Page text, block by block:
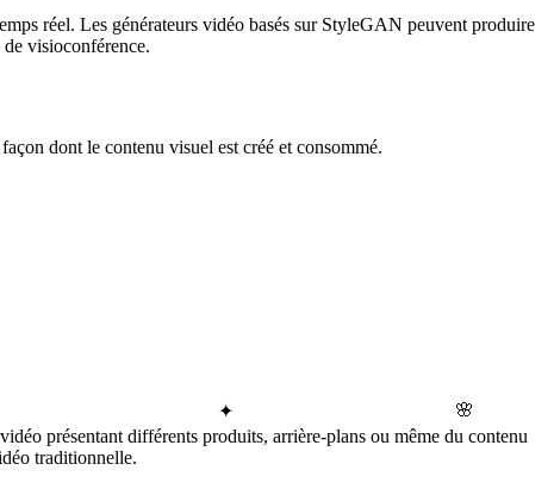
🌸
✦
réel. Les générateurs vidéo basés sur StyleGAN peuvent produire
de visioconférence.
dont le contenu visuel est créé et consommé.
présentant différents produits, arrière-plans ou même du contenu
traditionnelle.